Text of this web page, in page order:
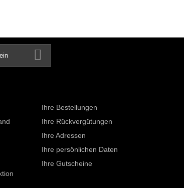
Ihre Bestellungen
Ihre Rückvergütungen
Ihre Adressen
Ihre persönlichen Daten
Ihre Gutscheine